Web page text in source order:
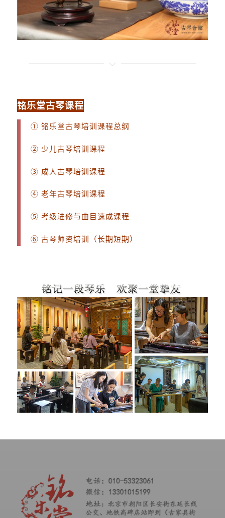
铭乐堂古琴课程
① 铭乐堂古琴培训课程总纲
② 少儿古琴培训课程
③ 成人古琴培训课程
④ 老年古琴培训课程
⑤ 考级进修与曲目速成课程
⑥ 古琴师资培训（长期短期）